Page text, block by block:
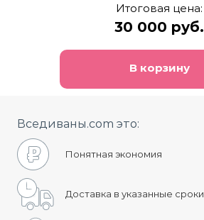
Итоговая цена:
30 000 руб.
В корзину
Вседиваны.com это:
Понятная экономия
Доставка в указанные сроки